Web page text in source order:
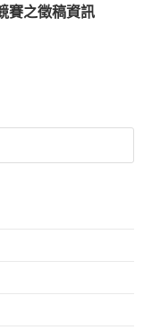
賽之徵稿資訊